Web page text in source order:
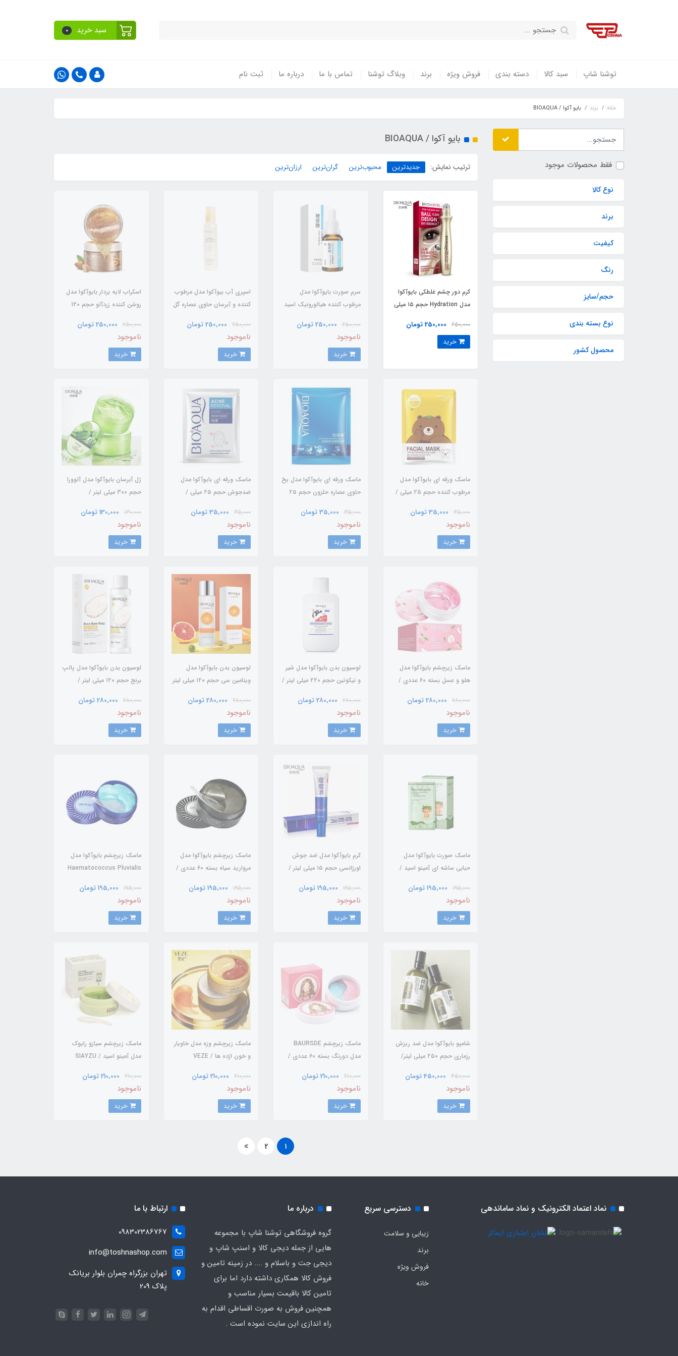
سبد خرید 0
توشنا شاپ سبد کالا دسته بندی فروش ویژه برند وبلاگ توشنا تماس با ما درباره ما ثبت نام
خانه برند بایو آکوا / BIOAQUA
فقط محصولات موجود
نوع کالا
برند
کیفیت
رنگ
حجم/سایز
نوع بسته بندی
محصول کشور
بایو آکوا / BIOAQUA
ترتیب نمایش: جدیدترین محبوب‌ترین گران‌ترین ارزان‌ترین
کرم دور چشم غلطکی بایوآکوا
مدل Hydration حجم ۱۵ میلی
250,000 250,000 تومان
سرم صورت بایوآکوا مدل
مرطوب کننده هیالورونیک اسید
250,000 250,000 تومان
ناموجود
خرید
اسپری آب بیوآکوا مدل مرطوب
کننده و آبرسان حاوی عصاره گل
BIOAQUA
250,000 250,000 تومان
ناموجود
اسکراب لایه بردار بایوآکوا مدل
روشن کننده زردآلو حجم 120
250,000 250,000 تومان
ناموجود
خرید
ماسک ورقه ای بایوآکوا مدل
مرطوب کننده حجم ۲۵ میلی /
35,000 35,000 تومان
ناموجود
ماسک ورقه ای بایوآکوا مدل یخ
حاوی عصاره حلزون حجم ۲۵
35,000 35,000 تومان
ناموجود
خرید
ماسک ورقه ای بایوآکوا مدل
ضدجوش حجم ۲۵ میلی /
35,000 35,000 تومان
ناموجود
ژل آبرسان بایوآکوا مدل آلوورا
حجم ۳۰۰ میلی لیتر /
130,000 130,000 تومان
ناموجود
خرید
ماسک زیرچشم بایوآکوا مدل
هلو و عسل بسته ۶۰ عددی /
280,000 280,000 تومان
ناموجود
لوسیون بدن بایوآکوا مدل شیر
و نیکوتین حجم 220 میلی لیتر /
280,000 280,000 تومان
ناموجود
خرید
لوسیون بدن بایوآکوا مدل
ویتامین سی حجم ۱۲۰ میلی لیتر
280,000 280,000 تومان
ناموجود
لوسیون بدن بایوآکوا مدل پالپ
برنج حجم ۱۲۰ میلی لیتر /
280,000 280,000 تومان
ناموجود
خرید
ماسک صورت بایوآکوا مدل
حبابی ساشه ای آمینو اسید /
195,000 195,000 تومان
ناموجود
کرم بایوآکوا مدل ضد جوش
اورژانسی حجم ۱۵ میلی لیتر /
195,000 195,000 تومان
ناموجود
خرید
ماسک زیرچشم بایوآکوا مدل
مروارید سیاه بسته ۶۰ عددی /
195,000 195,000 تومان
ناموجود
ماسک زیرچشم بایوآکوا مدل
Haematococcus Pluvialis
195,000 195,000 تومان
ناموجود
خرید
شامپو بایوآکوا مدل ضد ریزش
رزماری حجم ۲۵۰ میلی لیتر/
450,000 450,000 تومان
ناموجود
ماسک زیرچشم BAURSDE
مدل دورنگ بسته ۶۰ عددی /
210,000 210,000 تومان
ناموجود
خرید
ماسک زیرچشم وزه مدل خاویار
و خون اژده ها / VEZE
210,000 210,000 تومان
ناموجود
ماسک زیرچشم سیازو رایوک
مدل آمینو اسید / SIAYZU
210,000 210,000 تومان
ناموجود
خرید
1
2
نماد اعتماد الکترونیک و نماد ساماندهی دسترسی سریع
زیبایی و سلامت
برند
فروش ویژه
خانه
درباره ما
گروه فروشگاهی توشنا شاپ با مجموعه
هایی از جمله دیجی کالا و اسنپ شاپ و
دیجی جت و باسلام و .... در زمینه تامین و
فروش کالا همکاری داشته دارد اما برای
تامین کالا باقیمت بسیار مناسب و
همچنین فروش به صورت اقساطی اقدام به
راه اندازی این سایت نموده است .
ارتباط با ما
098302386767
info@toshnashop.com
تهران بزرگراه چمران بلوار بریانک
پلاک 209